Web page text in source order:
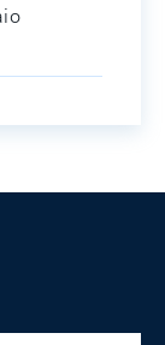
national-